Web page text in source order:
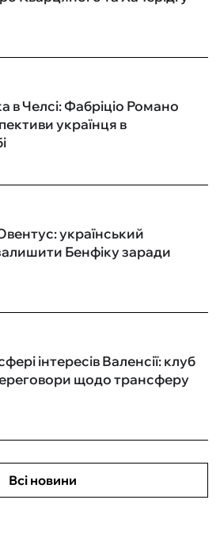
Челсі: Фабріціо Романо
українця в
український
Бенфіку заради
інтересів Валенсії: клуб
щодо трансферу
Всі новини